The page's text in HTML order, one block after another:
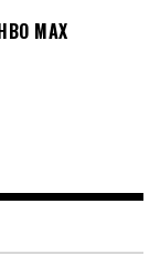
MAX